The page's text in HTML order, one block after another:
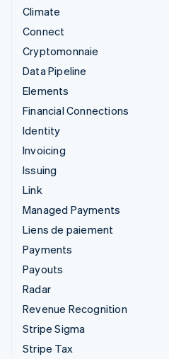
Climate
Connect
Cryptomonnaie
Data Pipeline
Elements
Financial Connections
Identity
Invoicing
Issuing
Link
Managed Payments
Liens de paiement
Payments
Payouts
Radar
Revenue Recognition
Stripe Sigma
Stripe Tax